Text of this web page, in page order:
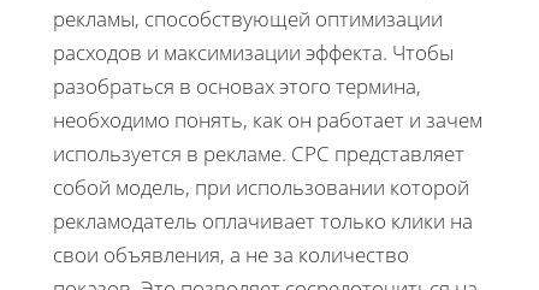
рекламы, способствующей оптимизации
расходов и максимизации эффекта. Чтобы
разобраться в основах этого термина,
необходимо понять, как он работает и зачем
используется в рекламе. CPC представляет
собой модель, при использовании которой
рекламодатель оплачивает только клики на
свои объявления, а не за количество